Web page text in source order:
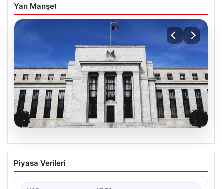
Yan Manşet
04.08.2026
Fed faizi sabit tuttu
Piyasa Verileri